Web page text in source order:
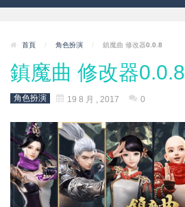
首頁 / 角色扮演 / 鎮魔曲 修改器0.0.8
鎮魔曲 修改器0.0.8
角色扮演 19 8 月 , 2017 0